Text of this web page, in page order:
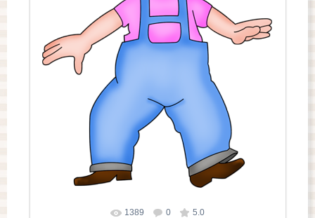
1389 0 5.0